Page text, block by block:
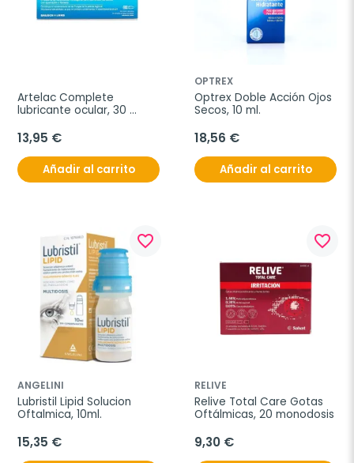
Artelac Complete
lubricante ocular, 30
13,95 €
Añadir al carrito
OPTREX
Optrex Doble Acción Ojos
Secos, 10 ml.
18,56 €
Añadir al carrito
favorite_border
ANGELINI
Lubristil Lipid Solucion
Oftalmica, 10ml.
15,35 €
favorite_border
RELIVE
Relive Total Care Gotas
Oftálmicas, 20 monodosis
9,30 €